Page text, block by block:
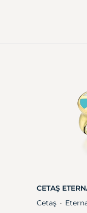
CETAŞ
Cetaş ・